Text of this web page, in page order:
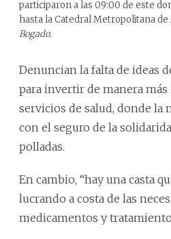
participaron a las 09:00 de este
hasta la Catedral Metropolitana de
Bogado.
Denuncian la falta de ideas
para invertir de manera
servicios de salud, donde la
con el seguro de la
polladas.
En cambio, “hay una casta
lucrando a costa de las
medicamentos y